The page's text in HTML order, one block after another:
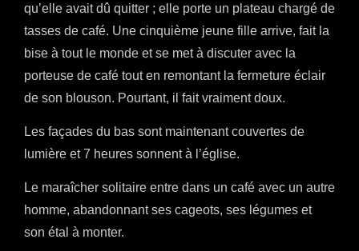
qu’elle avait dû quitter ; elle porte un plateau chargé de
tasses de café. Une cinquième jeune fille arrive, fait la
bise à tout le monde et se met à discuter avec la
porteuse de café tout en remontant la fermeture éclair
de son blouson. Pourtant, il fait vraiment doux.
Les façades du bas sont maintenant couvertes de
lumière et 7 heures sonnent à l’église.
Le maraîcher solitaire entre dans un café avec un autre
homme, abandonnant ses cageots, ses légumes et
son étal à monter.